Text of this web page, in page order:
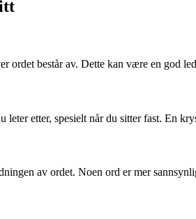
ordet består av. Dette kan være en god
etter, spesielt når du sitter fast. En
av ordet. Noen ord er mer